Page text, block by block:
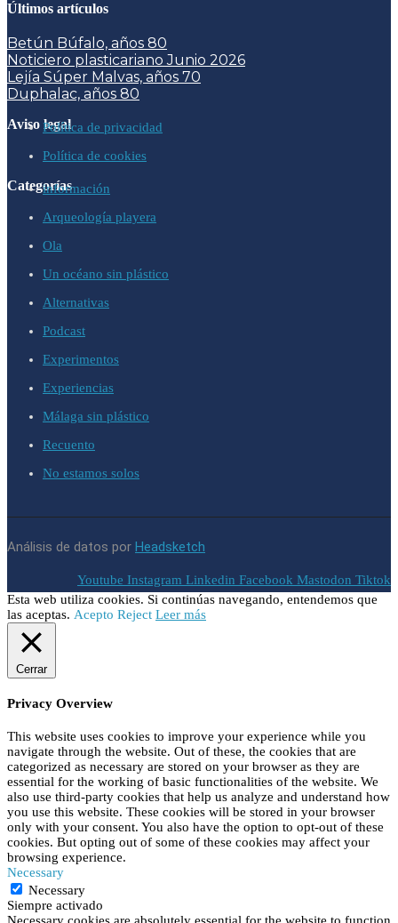
Últimos artículos
Betún Búfalo, años 80
Noticiero plasticariano Junio 2026
Lejía Súper Malvas, años 70
Duphalac, años 80
Aviso legalPolítica de privacidad
Política de cookies
Categoríasinformación
Arqueología playera
Ola
Un océano sin plástico
Alternativas
Podcast
Experimentos
Experiencias
Málaga sin plástico
Recuento
No estamos solos
Análisis de datos por Headsketch
Youtube Instagram Linkedin Facebook Mastodon Tiktok
Esta web utiliza cookies. Si continúas navegando, entendemos que
las aceptas. Acepto Reject Leer más
Cerrar
Privacy Overview
This website uses cookies to improve your experience while you
navigate through the website. Out of these, the cookies that are
categorized as necessary are stored on your browser as they are
essential for the working of basic functionalities of the website. We
also use third-party cookies that help us analyze and understand how
you use this website. These cookies will be stored in your browser
only with your consent. You also have the option to opt-out of these
cookies. But opting out of some of these cookies may affect your
browsing experience.
Necessary
Necessary
Siempre activado